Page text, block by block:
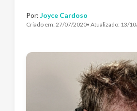
Por: Joyce Cardoso
Criado em: 27/07/2020• Atualizado: 13/